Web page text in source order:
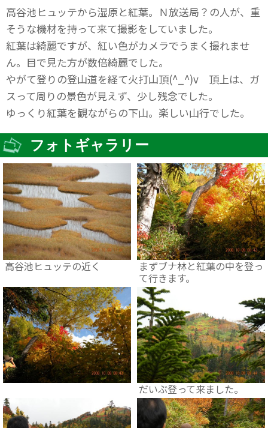
高谷池ヒュッテから湿原と紅葉。Ｎ放送局？の人が、重
そうな機材を持って来て撮影をしていました。
紅葉は綺麗ですが、紅い色がカメラでうまく撮れませ
ん。目で見た方が数倍綺麗でした。
やがて登りの登山道を経て火打山頂(^_^)v 頂上は、ガ
スって周りの景色が見えず、少し残念でした。
ゆっくり紅葉を観ながらの下山。楽しい山行でした。
フォトギャラリー
高谷池ヒュッテの近く
まずブナ林と紅葉の中を登っ
て行きます。
だいぶ登って来ました。